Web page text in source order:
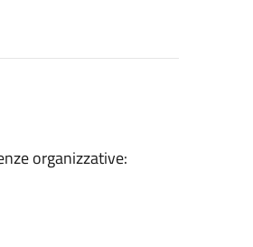
organizzative: